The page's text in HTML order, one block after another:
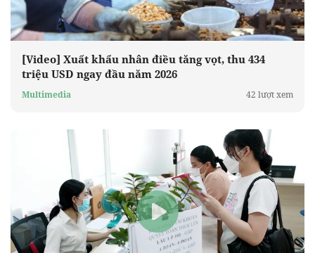
[Video] Xuất khẩu nhân điều tăng vọt, thu 434
triệu USD ngay đầu năm 2026
Multimedia 42 lượt xem